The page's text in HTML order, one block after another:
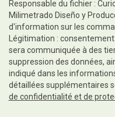
Responsable du fichier :
Milimetrado Diseño y
d'information sur les
Légitimation :
sera communiquée à des
suppression des données,
indiqué dans les
détaillées supplémentaires
de confidentialité et de